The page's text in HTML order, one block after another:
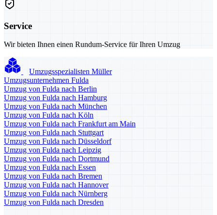
Service
Wir bieten Ihnen einen Rundum-Service für Ihren Umzug
Umzugsspezialisten Müller
Umzugsunternehmen Fulda
Umzug von Fulda nach Berlin
Umzug von Fulda nach Hamburg
Umzug von Fulda nach München
Umzug von Fulda nach Köln
Umzug von Fulda nach Frankfurt am Main
Umzug von Fulda nach Stuttgart
Umzug von Fulda nach Düsseldorf
Umzug von Fulda nach Leipzig
Umzug von Fulda nach Dortmund
Umzug von Fulda nach Essen
Umzug von Fulda nach Bremen
Umzug von Fulda nach Hannover
Umzug von Fulda nach Nürnberg
Umzug von Fulda nach Dresden